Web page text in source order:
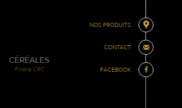
CÉRÉALES
Filière CRC
NOS PRODUITS
CONTACT
FACEBOOK